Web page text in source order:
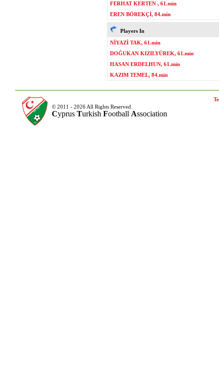
FERHAT KERTEN , 61.min
EREN BÖREKÇİ, 84.min
Players In
NİYAZİ TAK, 61.min
DOĞUKAN KIZILYÜREK, 61.min
HASAN ERDELHUN, 61.min
KAZIM TEMEL, 84.min
© 2011 - 2026 All Rights Reserved.
Cyprus Turkish Football Association